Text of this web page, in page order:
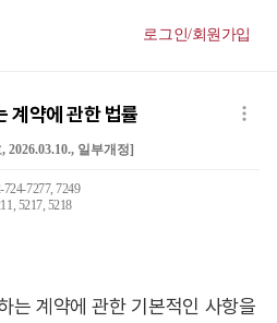
로그인/회원가입
계약에 관한 법률
2026.03.10., 일부개정]
7277, 7249
5217, 5218
는 계약에 관한 기본적인 사항을